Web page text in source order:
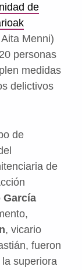
de
Menni)
personas
medidas
delictivos
de
de
García
, vicario
fueron
superiora